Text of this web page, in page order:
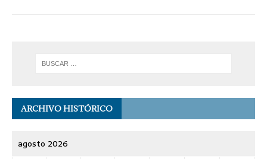
ARCHIVO HISTÓRICO
agosto 2026